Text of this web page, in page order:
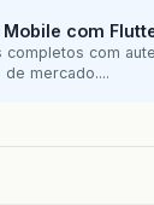
com
com
mercado....